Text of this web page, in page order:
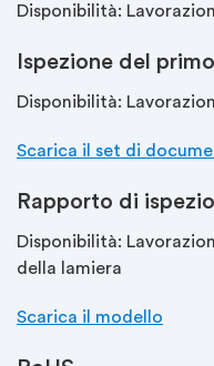
Disponibilità:
Ispezione del
Disponibilità:
Scarica il set di
Rapporto di
Disponibilità:
della lamiera
Scarica il modello